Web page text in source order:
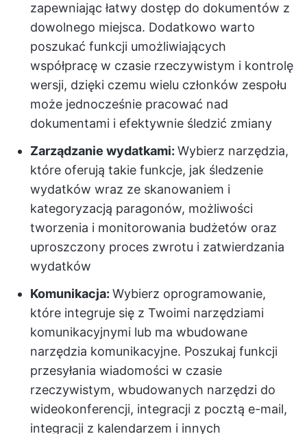
zapewniając łatwy dostęp do dokumentów z
dowolnego miejsca. Dodatkowo warto
poszukać funkcji umożliwiających
współpracę w czasie rzeczywistym i kontrolę
wersji, dzięki czemu wielu członków zespołu
może jednocześnie pracować nad
dokumentami i efektywnie śledzić zmiany
Zarządzanie wydatkami: Wybierz narzędzia,
które oferują takie funkcje, jak śledzenie
wydatków wraz ze skanowaniem i
kategoryzacją paragonów, możliwości
tworzenia i monitorowania budżetów oraz
uproszczony proces zwrotu i zatwierdzania
wydatków
Komunikacja: Wybierz oprogramowanie,
które integruje się z Twoimi narzędziami
komunikacyjnymi lub ma wbudowane
narzędzia komunikacyjne. Poszukaj funkcji
przesyłania wiadomości w czasie
rzeczywistym, wbudowanych narzędzi do
wideokonferencji, integracji z pocztą e-mail,
integracji z kalendarzem i innych